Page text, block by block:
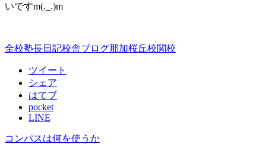
いですm(._.)m
全校塾長日記校舎ブログ那加桜丘校関校
ツイート
シェア
はてブ
pocket
LINE
コンパスは何を使うか